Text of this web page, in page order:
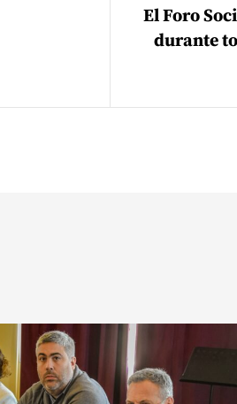
El Foro
durante